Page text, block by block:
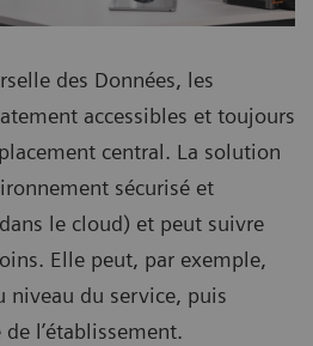
des Données, les
accessibles et toujours
central. La solution
sécurisé et
le cloud) et peut suivre
Elle peut, par exemple,
du service, puis
de l’établissement.